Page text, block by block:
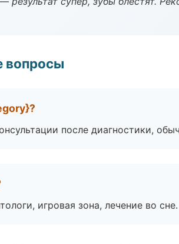
вопросы
после диагностики,
игровая зона, лечение во сне.